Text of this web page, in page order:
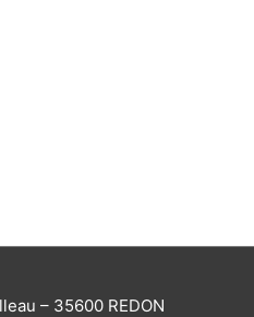
– 35600 REDON